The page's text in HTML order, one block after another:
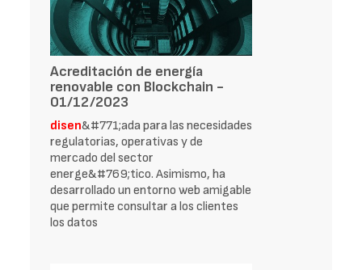
Acreditación de energía
renovable con Blockchain -
01/12/2023
disen&#771;ada para las necesidades
regulatorias, operativas y de
mercado del sector
energe&#769;tico. Asimismo, ha
desarrollado un entorno web amigable
que permite consultar a los clientes
los datos